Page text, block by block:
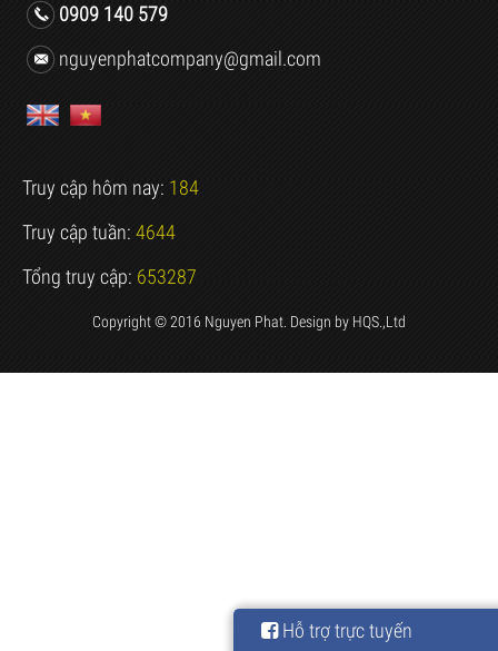
Hỗ trợ trực tuyến
0909 140 579
nguyenphatcompany@gmail.com
Truy cập hôm nay: 184
Truy cập tuần: 4644
Tổng truy cập: 653287
Copyright © 2016 Nguyen Phat. Design by HQS.,Ltd